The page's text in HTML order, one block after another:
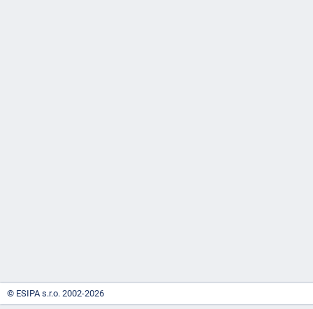
© ESIPA s.r.o. 2002-2026